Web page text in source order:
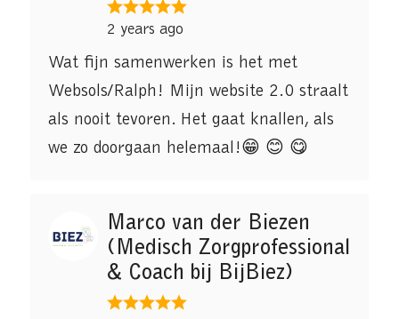
2 years ago
Wat fijn samenwerken is het met
Websols/Ralph! Mijn website 2.0 straalt
als nooit tevoren. Het gaat knallen, als
we zo doorgaan helemaal!😁 😊 😋
Marco van der Biezen
(Medisch Zorgprofessional
& Coach bij BijBiez)